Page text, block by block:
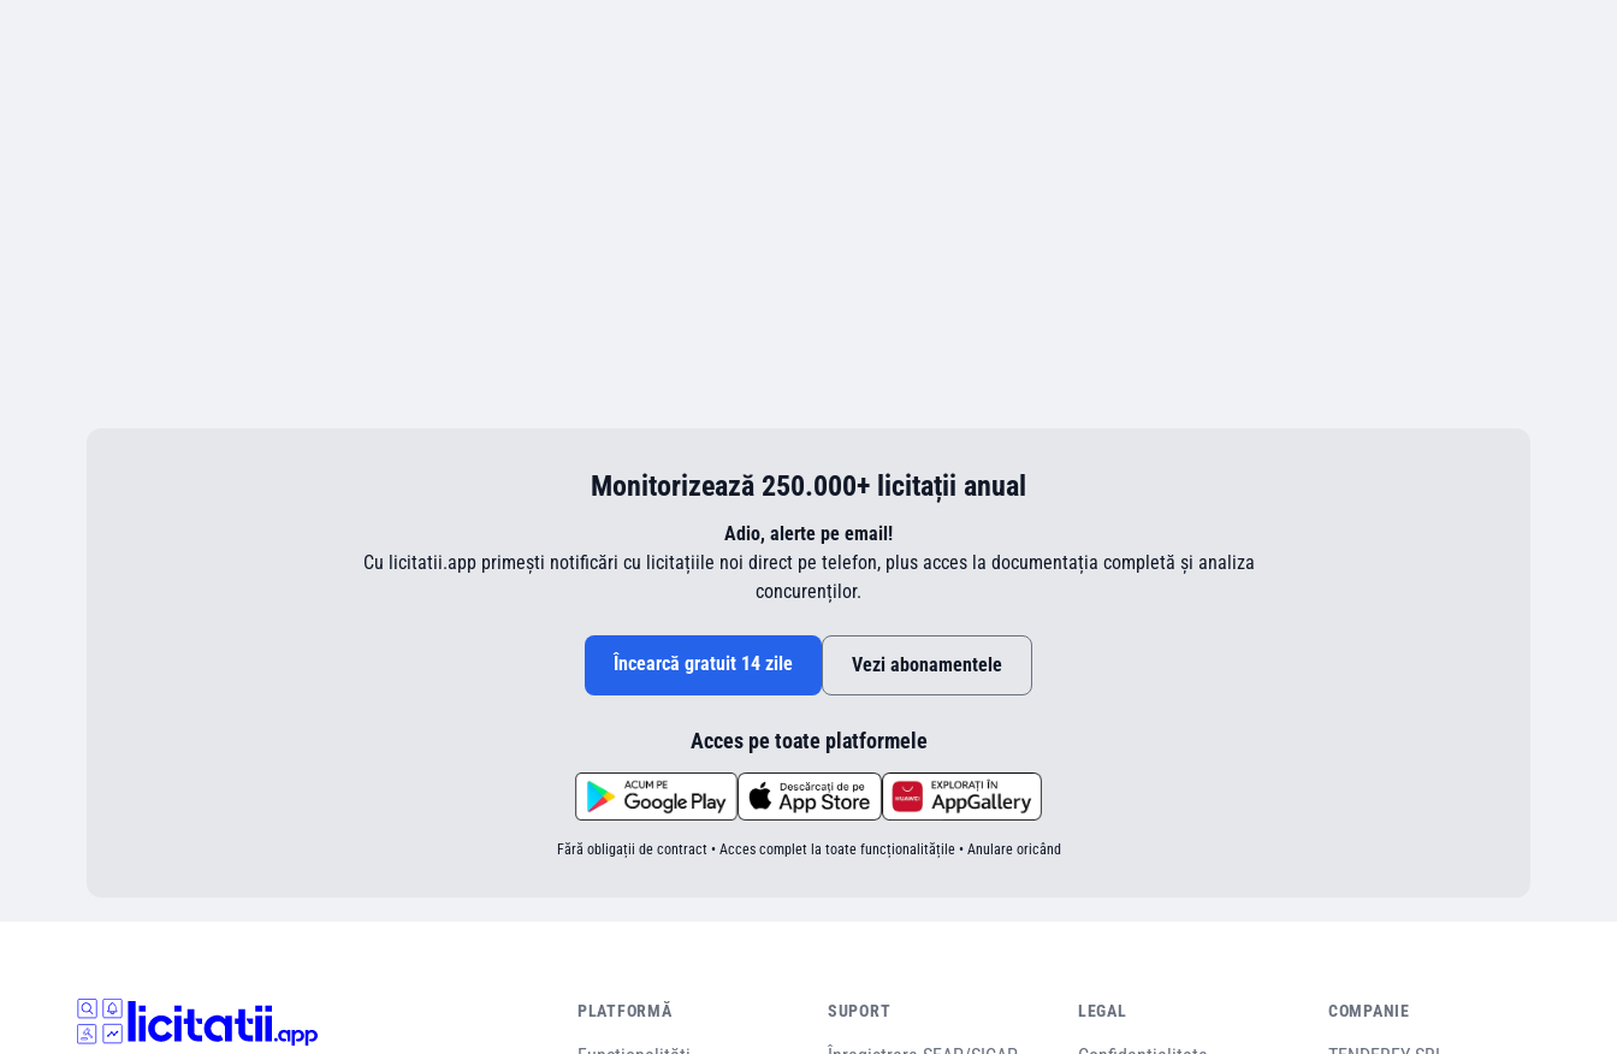
Monitorizează 250.000+ licitații anual
Adio, alerte pe email!
Cu licitatii.app primești notificări cu licitațiile noi direct pe telefon, plus acces la documentația completă și analiza
concurenților.
Încearcă gratuit 14 zile Vezi abonamentele
Acces pe toate platformele
Fără obligații de contract • Acces complet la toate funcționalitățile • Anulare oricând
PLATFORMĂ SUPORT LEGAL COMPANIE